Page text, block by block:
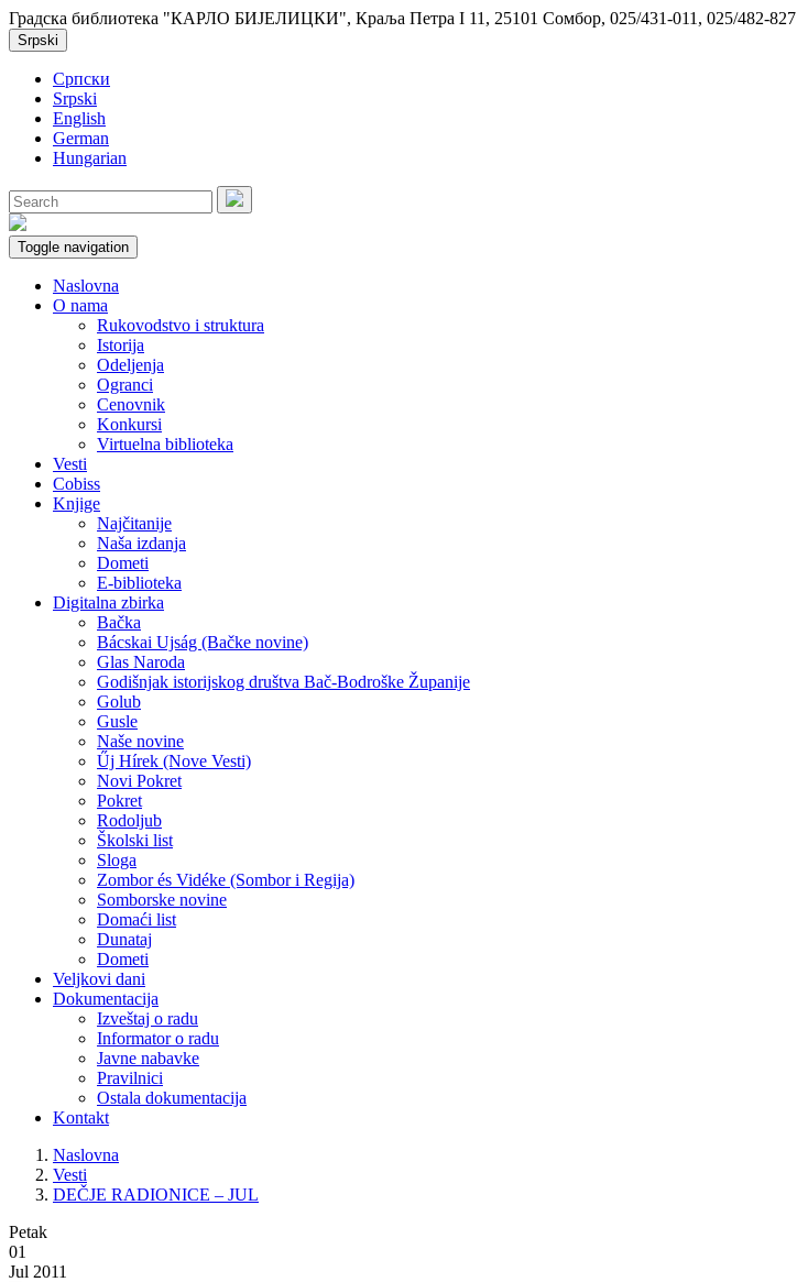
Градска библиотека "КАРЛО БИЈЕЛИЦКИ", Краља Петра I 11, 25101 Сомбор, 025/431-011, 025/482-827
Srpski
Српски
Srpski
English
German
Hungarian
Toggle navigation
Naslovna
O nama
Rukovodstvo i struktura
Istorija
Odeljenja
Ogranci
Cenovnik
Konkursi
Virtuelna biblioteka
Vesti
Cobiss
Knjige
Najčitanije
Naša izdanja
Dometi
E-biblioteka
Digitalna zbirka
Bačka
Bácskai Ujság (Bačke novine)
Glas Naroda
Godišnjak istorijskog društva Bač-Bodroške Županije
Golub
Gusle
Naše novine
Űj Hírek (Nove Vesti)
Novi Pokret
Pokret
Rodoljub
Školski list
Sloga
Zombor és Vidéke (Sombor i Regija)
Somborske novine
Domaći list
Dunataj
Dometi
Veljkovi dani
Dokumentacija
Izveštaj o radu
Informator o radu
Javne nabavke
Pravilnici
Ostala dokumentacija
Kontakt
Naslovna
Vesti
DEČJE RADIONICE – JUL
Petak
01
Jul 2011